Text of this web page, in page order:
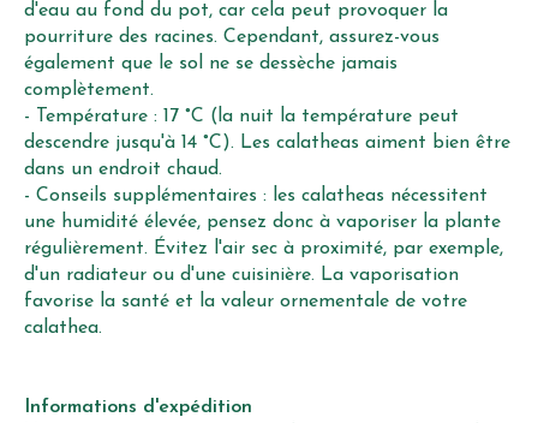
d'eau au fond du pot, car cela peut provoquer la
pourriture des racines. Cependant, assurez-vous
également que le sol ne se dessèche jamais
complètement.
- Température : 17 °C (la nuit la température peut
descendre jusqu'à 14 °C). Les calatheas aiment bien être
dans un endroit chaud.
- Conseils supplémentaires : les calatheas nécessitent
une humidité élevée, pensez donc à vaporiser la plante
régulièrement. Évitez l'air sec à proximité, par exemple,
d'un radiateur ou d'une cuisinière. La vaporisation
favorise la santé et la valeur ornementale de votre
calathea.
Informations d'expédition